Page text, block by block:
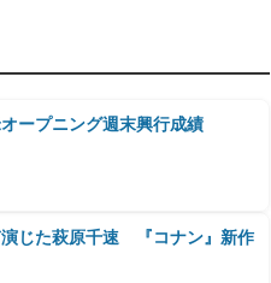
ープニング週末興行成績
演じた萩原千速 『コナン』新作